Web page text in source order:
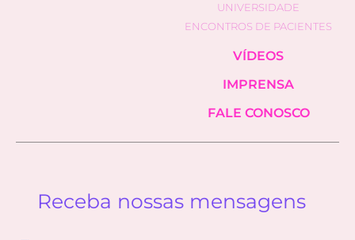
UNIVERSIDADE
ENCONTROS DE PACIENTES
VÍDEOS
IMPRENSA
FALE CONOSCO
Receba nossas mensagens